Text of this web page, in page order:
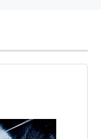
躍。
ーティーン あの
ードと共著し、
イナーとして参
ッグタウン』